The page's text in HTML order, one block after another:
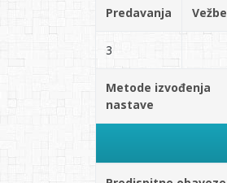
Predavanja Vežbe
3
Metode izvođenja
nastave